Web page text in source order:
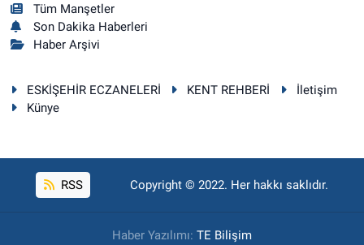
Tüm Manşetler
Son Dakika Haberleri
Haber Arşivi
ESKİŞEHİR ECZANELERİ KENT REHBERİ
İletişim
Künye
RSS Copyright © 2022. Her hakkı saklıdır.
Haber Yazılımı: TE Bilişim